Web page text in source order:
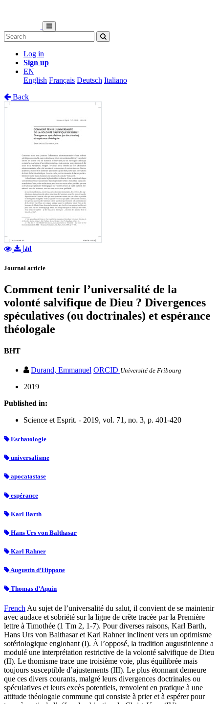
Log in
Sign up
EN
English Français Deutsch Italiano
Back
Journal article
Comment tenir l’universalité de la
volonté salvifique de Dieu ? Divergences
spéculatives (ou doctrinales) et espérance
théologale
BHT
Durand, Emmanuel ORCID Université de Fribourg
2019
Published in:
Science et Esprit. - 2019, vol. 71, no. 3, p. 401-420
Eschatologie
universalisme
apocatastase
espérance
Karl Barth
Hans Urs von Balthasar
Karl Rahner
Augustin d’Hippone
Thomas d’Aquin
French Au sujet de l’universalité du salut, il convient de se maintenir
avec audace et sobriété sur la ligne de crête tracée par la Première
lettre à Timothée (1 Tm 2, 1-7). Pour diverses raisons, Karl Barth,
Hans Urs von Balthasar et Karl Rahner inclinent vers un optimisme
sotériologique englobant (I). À l’opposé, la tradition augustinienne a
modulé une interprétation restrictive de la volonté salvifique de Dieu
(II). Le thomisme trace une troisième voie, plus équilibrée mais
toujours susceptible d’ajustements (III). Le plus étonnant demeure
que ces divers courants, malgré leurs divergences doctrinales ou
spéculatives et leurs excès potentiels, renvoient en pratique à une
attitude théologale commune qui consiste à prier et à espérer pour